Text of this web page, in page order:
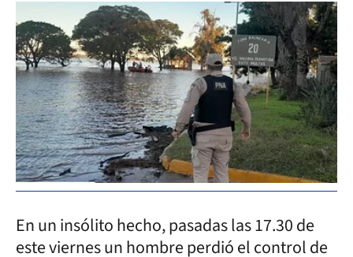
En un insólito hecho, pasadas las 17.30 de
este viernes un hombre perdió el control de